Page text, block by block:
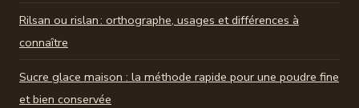
Rilsan ou rislan : orthographe, usages et différences à
connaître
Sucre glace maison : la méthode rapide pour une poudre fine
et bien conservée